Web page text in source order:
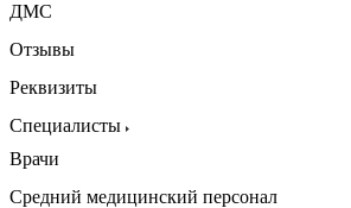
ДМС
Отзывы
Реквизиты
Специалисты
Врачи
Средний медицинский персонал